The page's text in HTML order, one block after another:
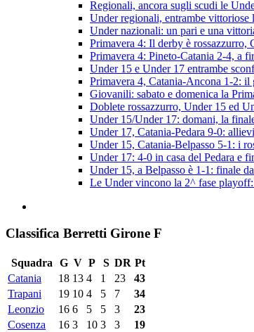
Regionali, ancora sugli scudi le
Under regionali, entrambe
Under nazionali: un pari e una
Primavera 4: Il derby è rossazzurro,
Primavera 4: Pineto-Catania 2-4, a
Under 15 e Under 17 entrambe
Primavera 4, Catania-Ancona 1-2:
Giovanili: sabato e domenica la
Doblete rossazzurro, Under 15 ed
Under 15/Under 17: domani, la
Under 17, Catania-Pedara 9-0:
Under 15, Catania-Belpasso 5-1: i
Under 17: 4-0 in casa del Pedara e
Under 15, a Belpasso è 1-1: finale
Le Under vincono la 2^ fase
Classifica Berretti Girone F
Squadra G V P S DR Pt
Catania
18 13 4 1 23
43
Trapani
19 10 4 5 7
34
Leonzio
16 6 5 5 3
23
Cosenza
16 3 10 3 3
19